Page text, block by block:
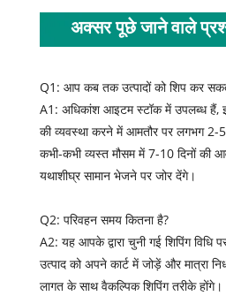
अक्सर पूछे जाने वाले
Q1: आप कब तक उत्पादों को शिप कर
A1: अधिकांश आइटम स्टॉक में उपलब्ध
की व्यवस्था करने में आमतौर पर लगभग 2-5
कभी-कभी व्यस्त मौसम में 7-10 दिनों की
यथाशीघ्र सामान भेजने पर जोर देंगे।
Q2: परिवहन समय कितना है?
A2: यह आपके द्वारा चुनी गई शिपिंग विधि
उत्पाद को अपने कार्ट में जोड़ें और मात्रा
लागत के साथ वैकल्पिक शिपिंग तरीके होंगे।